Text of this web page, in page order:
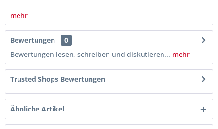
mehr
Bewertungen
0
Bewertungen lesen, schreiben und diskutieren... mehr
Trusted Shops Bewertungen
Ähnliche Artikel